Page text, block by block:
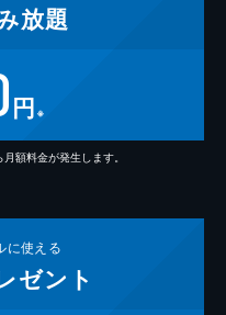
放題
円 ※
額料金が発生します。
に使える
ゼント